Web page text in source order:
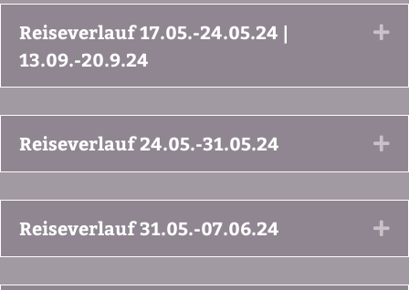
Reiseverlauf 17.05.-24.05.24 |
13.09.-20.9.24
Reiseverlauf 24.05.-31.05.24
Reiseverlauf 31.05.-07.06.24